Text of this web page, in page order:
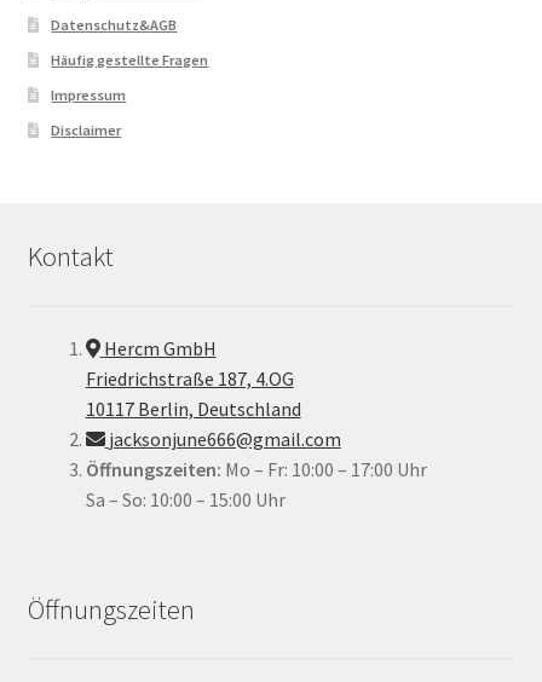
Datenschutz&AGB
Häufig gestellte Fragen
Impressum
Disclaimer
Kontakt
Hercm GmbH
Friedrichstraße 187, 4.OG
10117 Berlin, Deutschland
jacksonjune666@gmail.com
Öffnungszeiten: Mo – Fr: 10:00 – 17:00 Uhr
Sa – So: 10:00 – 15:00 Uhr
Öffnungszeiten